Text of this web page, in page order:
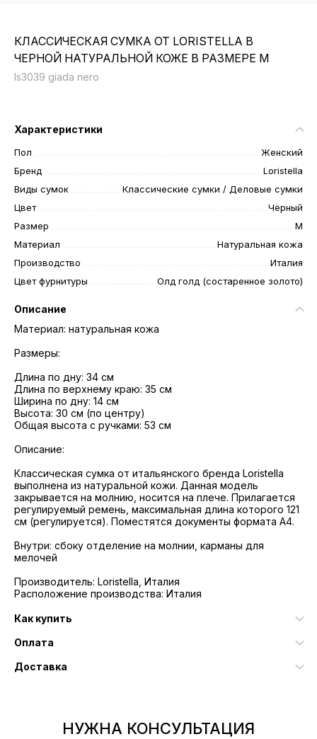
КЛАССИЧЕСКАЯ СУМКА ОТ LORISTELLA В
ЧЕРНОЙ НАТУРАЛЬНОЙ КОЖЕ В РАЗМЕРЕ M
ls3039 giada nero
Характеристики
Пол
Женский
Бренд
Loristella
Виды сумок
Классические сумки / Деловые сумки
Цвет
Чёрный
Размер
M
Материал
Натуральная кожа
Производство
Италия
Цвет фурнитуры
Олд голд (состаренное золото)
Описание
Материал: натуральная кожа
Размеры:
Длина по дну: 34 см
Длина по верхнему краю: 35 см
Ширина по дну: 14 см
Высота: 30 см (по центру)
Общая высота с ручками: 53 см
Описание:
Классическая сумка от итальянского бренда Loristella
выполнена из натуральной кожи. Данная модель
закрывается на молнию, носится на плече. Прилагается
регулируемый ремень, максимальная длина которого 121
см (регулируется). Поместятся документы формата А4.
Внутри: сбоку отделение на молнии, карманы для
мелочей
Производитель: Loristella, Италия
Расположение производства: Италия
Как купить
Оплата
Доставка
НУЖНА КОНСУЛЬТАЦИЯ